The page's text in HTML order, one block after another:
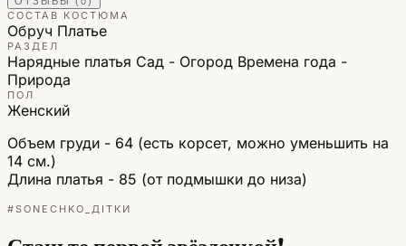
СОСТАВ КОСТЮМА
Обруч Платье
РАЗДЕЛ
Нарядные платья Сад - Огород Времена года -
Природа
ПОЛ
Женский
Объем груди - 64 (есть корсет, можно уменьшить на
14 см.)
Длина платья - 85 (от подмышки до низа)
#SONECHKO_ДІТКИ